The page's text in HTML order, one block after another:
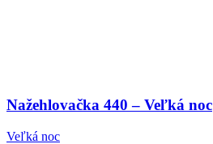
Nažehlovačka 440 – Veľká noc
Veľká noc